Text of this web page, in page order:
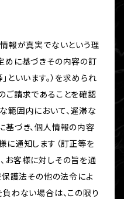
情報が真実でないという理
めに基づきその内容の訂
といいます。）を求められ
ご請求であることを確認
範囲内において、遅滞な
基づき、個人情報の内容
に通知します（訂正等を
お客様に対しその旨を通
保護法その他の法令によ
負わない場合は、この限り